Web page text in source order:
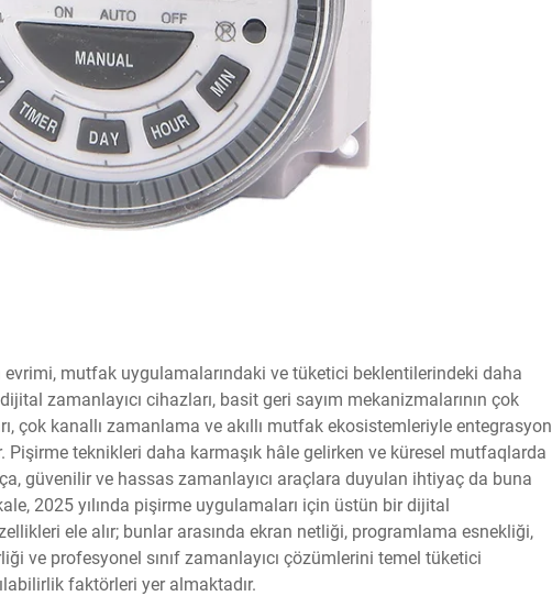
evrimi, mutfak uygulamalarındaki ve tüketici beklentilerindeki daha
zamanlayıcı cihazları, basit geri sayım mekanizmalarının çok
çok kanallı zamanlama ve akıllı mutfak ekosistemleriyle entegrasyon
Pişirme teknikleri daha karmaşık hâle gelirken ve küresel mutfaqlarda
güvenilir ve hassas zamanlayıcı araçlara duyulan ihtiyaç da buna
2025 yılında pişirme uygulamaları için üstün bir dijital
ele alır; bunlar arasında ekran netliği, programlama esnekliği,
ve profesyonel sınıf zamanlayıcı çözümlerini temel tüketici
faktörleri yer almaktadır.